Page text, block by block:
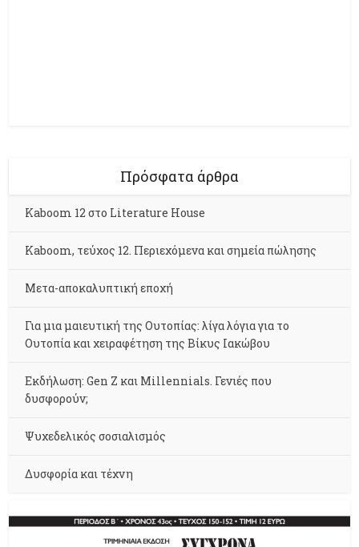
Πρόσφατα άρθρα
Kaboom 12 στο Literature House
Kaboom, τεύχος 12. Περιεχόμενα και σημεία πώλησης
Μετα-αποκαλυπτική εποχή
Για μια μαιευτική της Ουτοπίας: λίγα λόγια για το
Ουτοπία και χειραφέτηση της Βίκυς Ιακώβου
Εκδήλωση: Gen Z και Millennials. Γενιές που
δυσφορούν;
Ψυχεδελικός σοσιαλισμός
Δυσφορία και τέχνη